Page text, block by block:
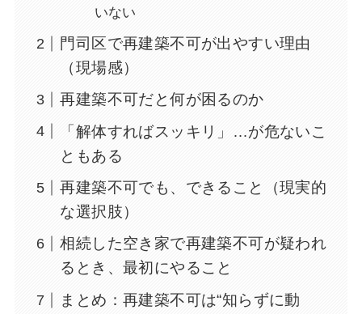
いない
門司区で再建築不可が出やすい理由
（現場感）
再建築不可だと何が困るのか
「解体すればスッキリ」…が危ないこ
ともある
再建築不可でも、できること（現実的
な選択肢）
相続した空き家で再建築不可が疑われ
るとき、最初にやること
まとめ：再建築不可は“知らずに動